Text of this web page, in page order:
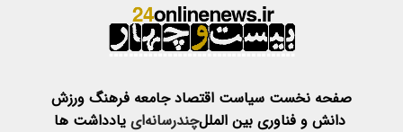
صفحه نخست سیاست اقتصادجامعه فرهنگ ورزش
دانش و فناوری بین المللچندرسانه‌ای یادداشت ها